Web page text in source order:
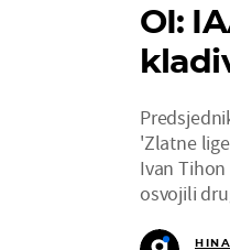
OI:
'Zlatne
Ivan
osvojili